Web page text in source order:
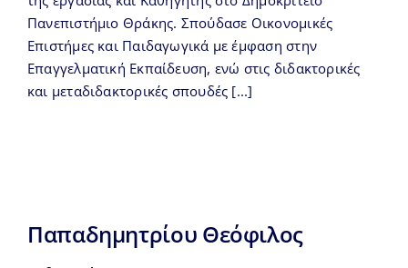
Πανεπιστήμιο Θράκης. Σπούδασε Οικονομικές
Επιστήμες και Παιδαγωγικά με έμφαση στην
Επαγγελματική Εκπαίδευση, ενώ στις διδακτορικές
και μεταδιδακτορικές σπουδές [...]
Παπαδημητρίου Θεόφιλος